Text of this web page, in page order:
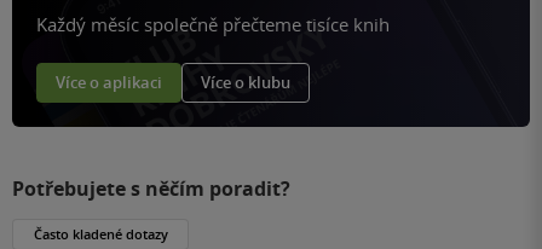
Každý měsíc společně přečteme tisíce knih
Více o aplikaci Více o klubu
Potřebujete s něčím poradit?
Často kladené dotazy